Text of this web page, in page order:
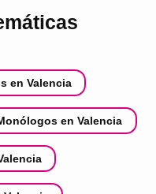
en Valencia
en Valencia